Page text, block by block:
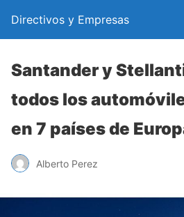
Directivos y Empresas
Santander y
todos los
en 7 países de
Alberto Perez